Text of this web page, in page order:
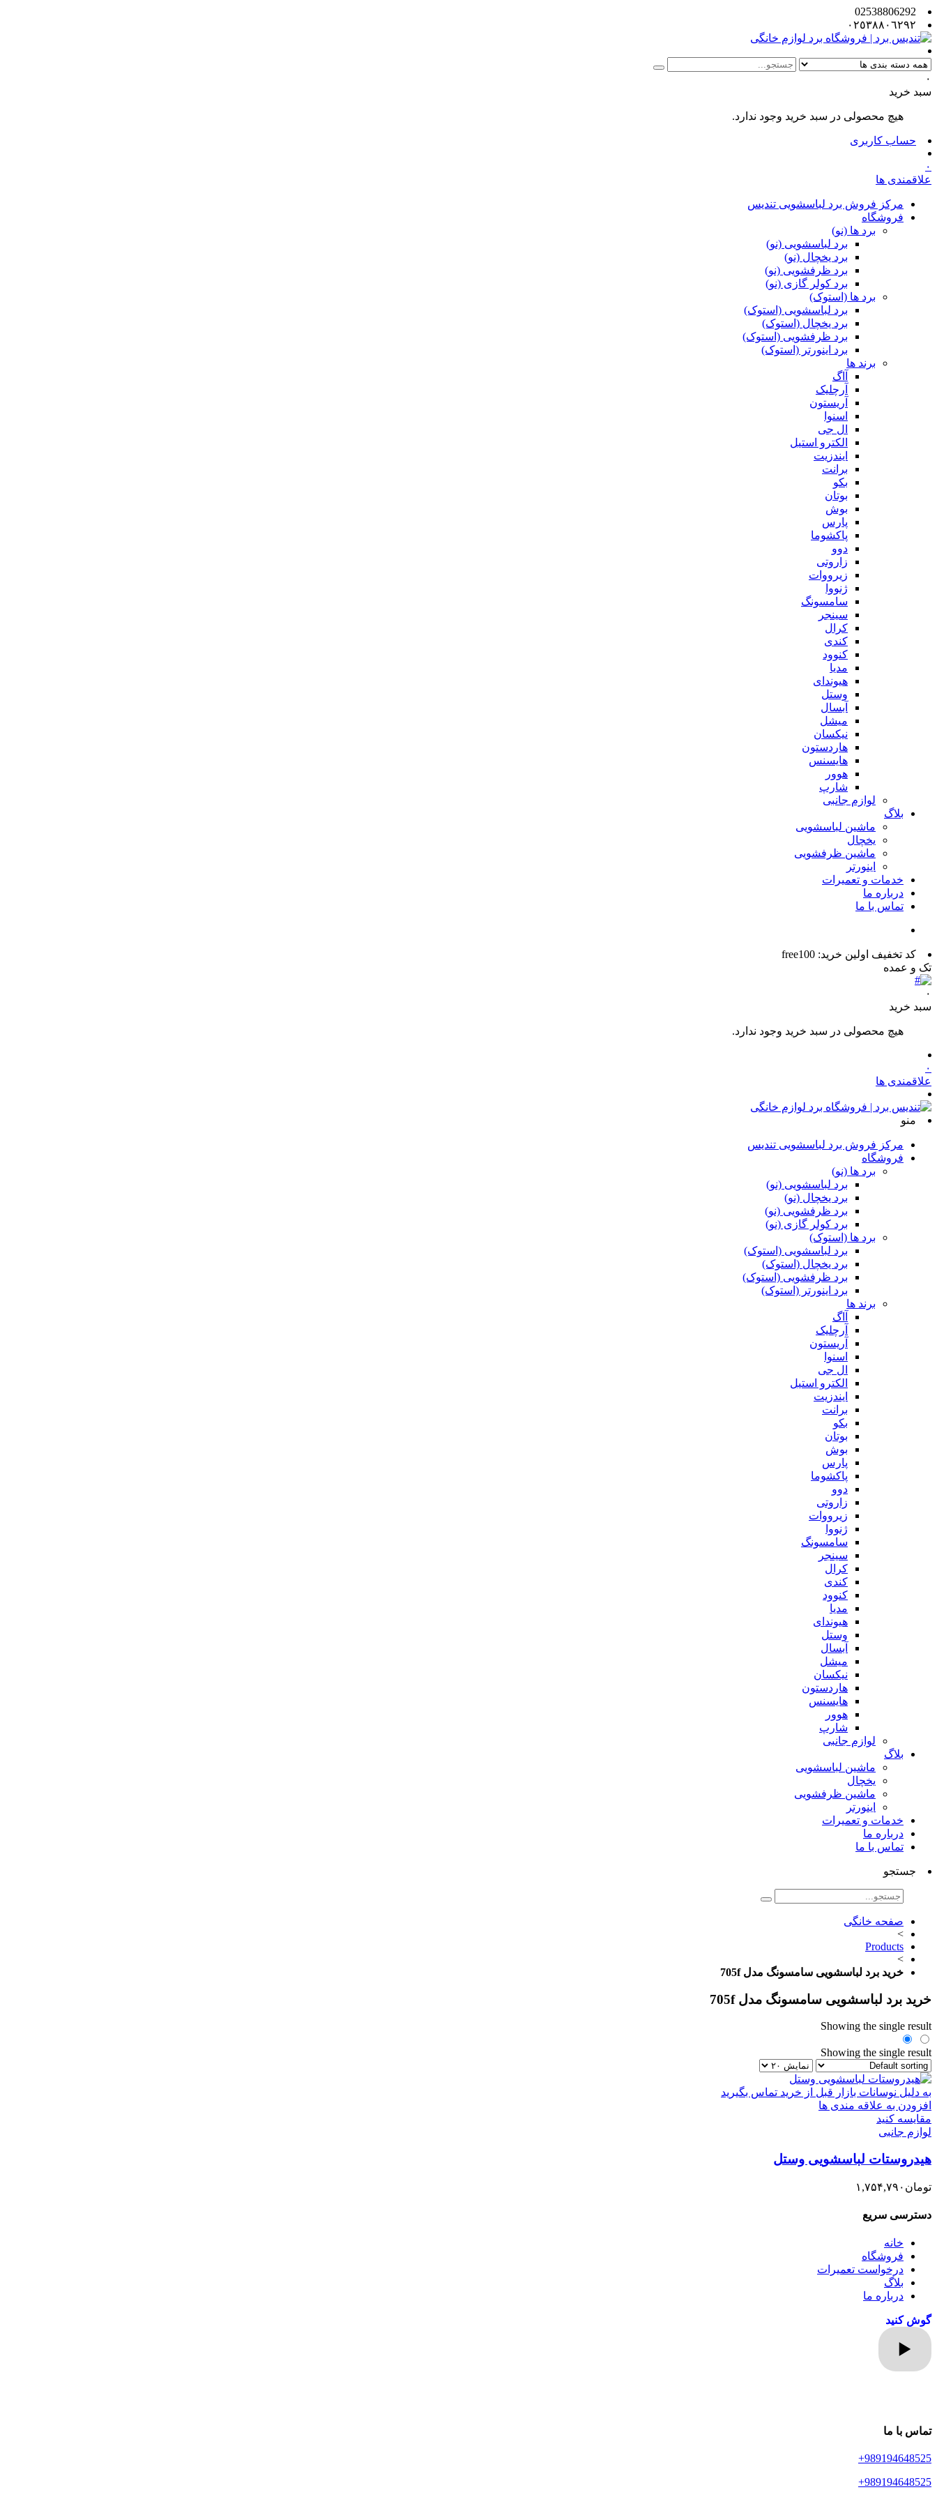
02538806292
٠٢٥٣٨٨٠٦٢٩٢
۰
سبد خرید
هیچ محصولی در سبد خرید وجود ندارد.
حساب کاربری
۰
علاقمندی ها
مرکز فروش برد لباسشویی تندیس
فروشگاه
برد ها (نو)
برد لباسشویی (نو)
برد یخچال (نو)
برد ظرفشویی (نو)
برد کولر گازی (نو)
برد ها (استوک)
برد لباسشویی (استوک)
برد یخچال (استوک)
برد ظرفشویی (استوک)
برد اینورتر (استوک)
برند ها
آاگ
آرچلیک
آریستون
اسنوا
ال جی
الکترو استیل
ایندزیت
برانت
بکو
بوتان
بوش
پارس
پاکشوما
دوو
زاروتی
زیرووات
ژنووا
سامسونگ
سینجر
کرال
کندی
کنوود
مدیا
هیوندای
وستل
آبسال
میشل
نیکسان
هاردستون
هایسنس
هوور
شارپ
لوازم جانبی
بلاگ
ماشین لباسشویی
یخچال
ماشین ظرفشویی
اینورتر
خدمات و تعمیرات
درباره ما
تماس با ما
کد تخفیف اولین خرید: free100
تک و عمده
۰
سبد خرید
هیچ محصولی در سبد خرید وجود ندارد.
۰
علاقمندی ها
منو
مرکز فروش برد لباسشویی تندیس
فروشگاه
برد ها (نو)
برد لباسشویی (نو)
برد یخچال (نو)
برد ظرفشویی (نو)
برد کولر گازی (نو)
برد ها (استوک)
برد لباسشویی (استوک)
برد یخچال (استوک)
برد ظرفشویی (استوک)
برد اینورتر (استوک)
برند ها
آاگ
آرچلیک
آریستون
اسنوا
ال جی
الکترو استیل
ایندزیت
برانت
بکو
بوتان
بوش
پارس
پاکشوما
دوو
زاروتی
زیرووات
ژنووا
سامسونگ
سینجر
کرال
کندی
کنوود
مدیا
هیوندای
وستل
آبسال
میشل
نیکسان
هاردستون
هایسنس
هوور
شارپ
لوازم جانبی
بلاگ
ماشین لباسشویی
یخچال
ماشین ظرفشویی
اینورتر
خدمات و تعمیرات
درباره ما
تماس با ما
جستجو
صفحه خانگی
>
Products
>
خرید برد لباسشویی سامسونگ مدل 705f
خرید برد لباسشویی سامسونگ مدل 705f
Showing the single result
Showing the single result
به دلیل نوسانات بازار قبل از خرید تماس بگیرید
افزودن به علاقه مندی ها
مقایسه کنید
لوازم جانبی
هیدروستات لباسشویی وستل
تومان ۱,۷۵۴,۷۹۰
دسترسی سریع
خانه
فروشگاه
درخواست تعمیرات
بلاگ
درباره ما
گوش کنید
تماس با ما
989194648525+
989194648525+